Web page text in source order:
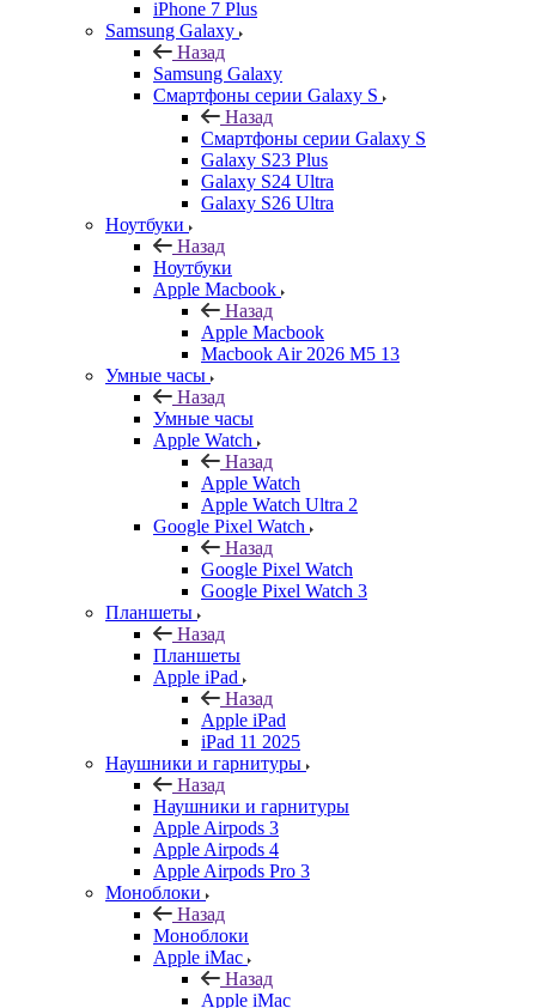
iPhone 7 Plus
Samsung Galaxy
Назад
Samsung Galaxy
Смартфоны серии Galaxy S
Назад
Смартфоны серии Galaxy S
Galaxy S23 Plus
Galaxy S24 Ultra
Galaxy S26 Ultra
Ноутбуки
Назад
Ноутбуки
Apple Macbook
Назад
Apple Macbook
Macbook Air 2026 M5 13
Умные часы
Назад
Умные часы
Apple Watch
Назад
Apple Watch
Apple Watch Ultra 2
Google Pixel Watch
Назад
Google Pixel Watch
Google Pixel Watch 3
Планшеты
Назад
Планшеты
Apple iPad
Назад
Apple iPad
iPad 11 2025
Наушники и гарнитуры
Назад
Наушники и гарнитуры
Apple Airpods 3
Apple Airpods 4
Apple Airpods Pro 3
Моноблоки
Назад
Моноблоки
Apple iMac
Назад
Apple iMac